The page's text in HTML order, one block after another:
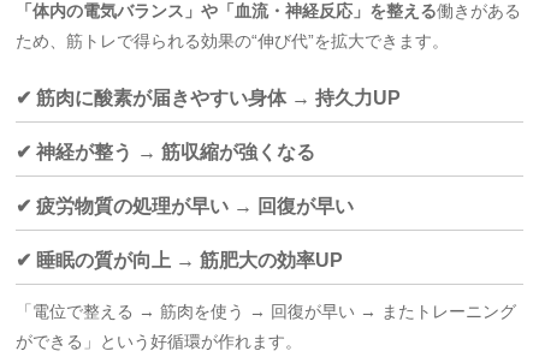
「体内の電気バランス」や「血流・神経反応」を整える働きがある
ため、筋トレで得られる効果の“伸び代”を拡大できます。
✔ 筋肉に酸素が届きやすい身体 → 持久力UP
✔ 神経が整う → 筋収縮が強くなる
✔ 疲労物質の処理が早い → 回復が早い
✔ 睡眠の質が向上 → 筋肥大の効率UP
「電位で整える → 筋肉を使う → 回復が早い → またトレーニング
ができる」という好循環が作れます。